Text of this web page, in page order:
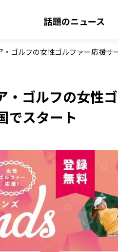
話題のニュース
ゴルフの女性ゴルファー応援サ
・ゴルフの女性
でスタート